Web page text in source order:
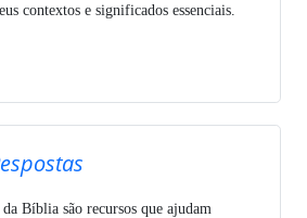
contextos e significados essenciais.
da Bíblia são recursos que ajudam